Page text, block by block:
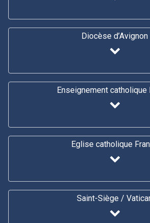
Diocèse d’Avignon
Enseignement catholique
Eglise catholique
Saint-Siège /